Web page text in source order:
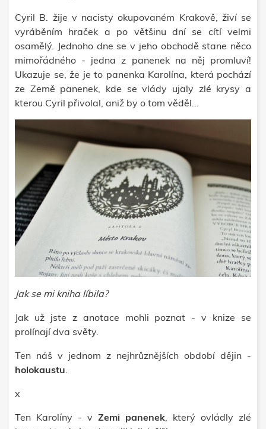
Cyril B. žije v nacisty okupovaném Krakově, živí se
vyráběním hraček a po většinu dní se cítí velmi
osamělý. Jednoho dne se v jeho obchodě stane něco
mimořádného - jedna z panenek na něj promluví!
Ukazuje se, že je to panenka Karolína, která pochází
ze Země panenek, kde se vlády ujaly zlé krysy a
kterou Cyril přivolal, aniž by o tom věděl...
Jak se mi kniha líbila?
Jak už jste z anotace mohli poznat - v knize se
prolínají dva světy.
Ten náš v jednom z nejhrůznějších období dějin -
holokaustu.
x
Ten Karolíny - v Zemi panenek, který ovládly zlé